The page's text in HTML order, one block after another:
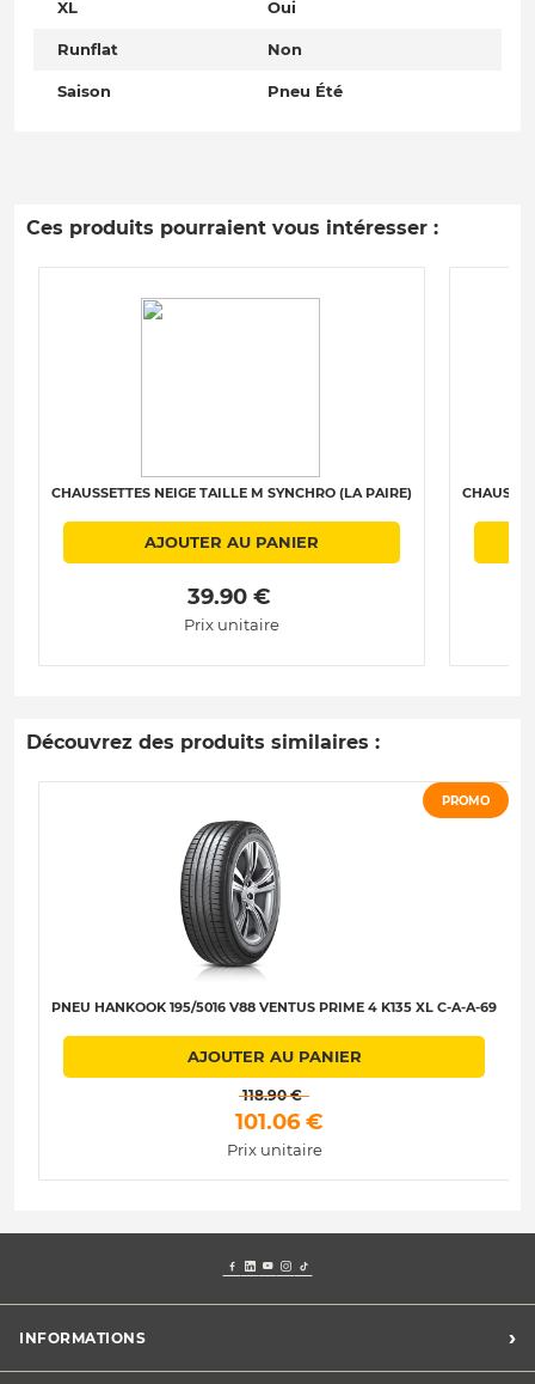
XL Oui
Runflat Non
Saison Pneu Été
Ces produits pourraient vous intéresser :
CHAUSSETTES NEIGE TAILLE M SYNCHRO (LA PAIRE)
AJOUTER AU PANIER
39.90 €
Prix unitaire
Découvrez des produits similaires :
PROMO
PNEU HANKOOK 195/5016 V88 VENTUS PRIME 4 K135 XL C-A-A-69
AJOUTER AU PANIER
118.90 €
101.06 €
Prix unitaire
INFORMATIONS ›